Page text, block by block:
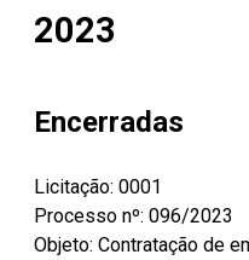
2023
Encerradas
Licitação: 0001
Processo nº: 096/2023
Objeto: Contratação de